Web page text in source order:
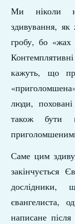
Ми ніколи
здивування, як
гробу, бо
кажуть, що
люди,
також бути
Саме цим
закінчується
дослідники,
євангелиста,
написане